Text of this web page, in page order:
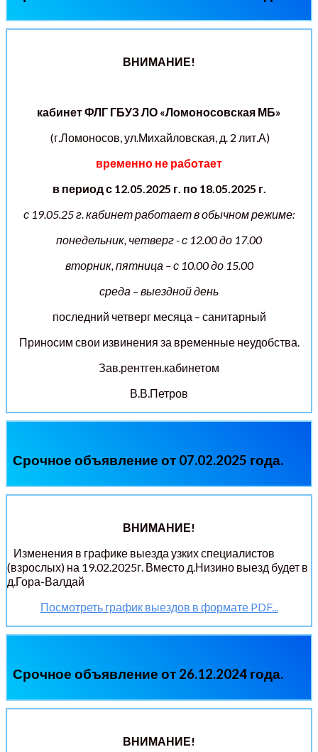
ВНИМАНИЕ!
кабинет ФЛГ ГБУЗ ЛО «Ломоносовская МБ»
(г.Ломоносов, ул.Михайловская, д. 2 лит.А)
временно не работает
в период с 12.05.2025 г. по 18.05.2025 г.
с 19.05.25 г. кабинет работает в обычном режиме:
понедельник, четверг - с 12.00 до 17.00
вторник, пятница – с 10.00 до 15.00
среда – выездной день
последний четверг месяца – санитарный
Приносим свои извинения за временные неудобства.
Зав.рентген.кабинетом
В.В.Петров
Срочное объявление от 07.02.2025 года.
ВНИМАНИЕ!
Изменения в графике выезда узких специалистов
(взрослых) на 19.02.2025г. Вместо д.Низино выезд будет в
д.Гора-Валдай
Посмотреть график выездов в формате PDF...
Срочное объявление от 26.12.2024 года.
ВНИМАНИЕ!